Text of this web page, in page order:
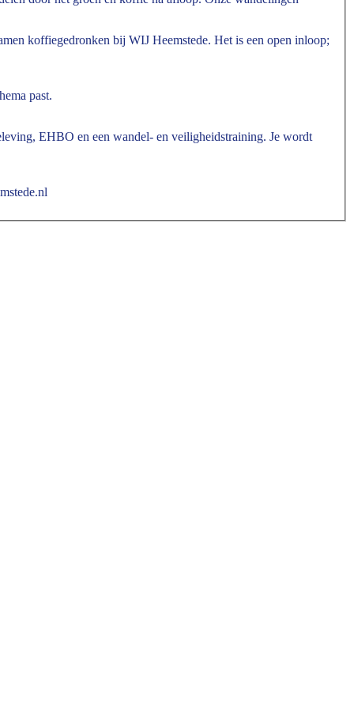
koffiegedronken bij WIJ Heemstede. Het is een open inloop;
past.
EHBO en een wandel- en veiligheidstraining. Je wordt